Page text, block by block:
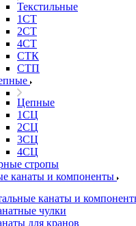
Текстильные
1СТ
2СТ
4СТ
СТК
СТП
Цепные
1СЦ
2СЦ
3СЦ
4СЦ
стропы
канаты и компоненты
канаты и
чулки
для кранов